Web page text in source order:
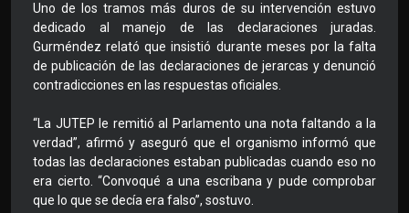
Uno de los tramos más duros de su intervención estuvo
dedicado al manejo de las declaraciones juradas.
Gurméndez relató que insistió durante meses por la falta
de publicación de las declaraciones de jerarcas y denunció
contradicciones en las respuestas oficiales.
“La JUTEP le remitió al Parlamento una nota faltando a la
verdad”, afirmó y aseguró que el organismo informó que
todas las declaraciones estaban publicadas cuando eso no
era cierto. “Convoqué a una escribana y pude comprobar
que lo que se decía era falso”, sostuvo.